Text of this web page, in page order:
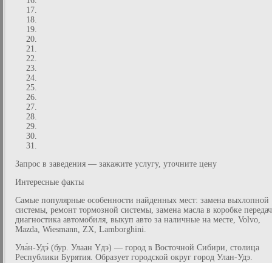
Запрос в заведения — закажите услугу, уточните цену
Интересные факты
Самые популярные особенности найденных мест: замена выхлопной
системы, ремонт тормозной системы, замена масла в коробке
диагностика автомобиля, выкуп авто за наличные на месте, Volvo,
Mazda, Wiesmann, ZX, Lamborghini.
Ула́н-Удэ́ (бур. Улаан Үдэ) — город в Восточной Сибири, столица
Республики Бурятия. Образует городской округ город Улан-Удэ.